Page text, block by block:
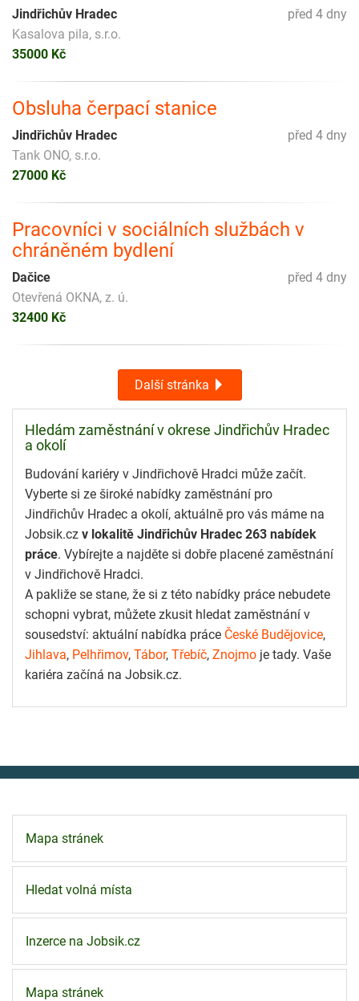
před 4 dny
Jindřichův Hradec
Kasalova pila, s.r.o.
35000 Kč
Obsluha čerpací stanice
před 4 dny
Jindřichův Hradec
Tank ONO, s.r.o.
27000 Kč
Pracovníci v sociálních službách v
chráněném bydlení
před 4 dny
Dačice
Otevřená OKNA, z. ú.
32400 Kč
Další stránka
Hledám zaměstnání v okrese Jindřichův Hradec
a okolí
Budování kariéry v Jindřichově Hradci může začít.
Vyberte si ze široké nabídky zaměstnání pro
Jindřichův Hradec a okolí, aktuálně pro vás máme na
Jobsik.cz v lokalitě Jindřichův Hradec 263 nabídek
práce. Vybírejte a najděte si dobře placené zaměstnání
v Jindřichově Hradci.
A pakliže se stane, že si z této nabídky práce nebudete
schopni vybrat, můžete zkusit hledat zaměstnání v
sousedství: aktuální nabídka práce České Budějovice,
Jihlava, Pelhřimov, Tábor, Třebíč, Znojmo je tady. Vaše
kariéra začíná na Jobsik.cz.
Mapa stránek
Hledat volná místa
Inzerce na Jobsik.cz
Mapa stránek